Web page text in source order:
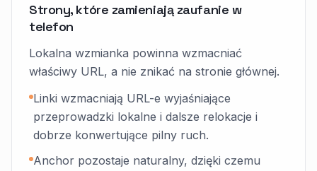
Strony, które zamieniają zaufanie w
telefon
Lokalna wzmianka powinna wzmacniać
właściwy URL, a nie znikać na stronie głównej.
Linki wzmacniają URL-e wyjaśniające
przeprowadzki lokalne i dalsze relokacje i
dobrze konwertujące pilny ruch.
Anchor pozostaje naturalny, dzięki czemu